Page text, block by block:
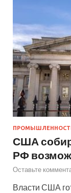
США
РФ
Оставьте
Власти США